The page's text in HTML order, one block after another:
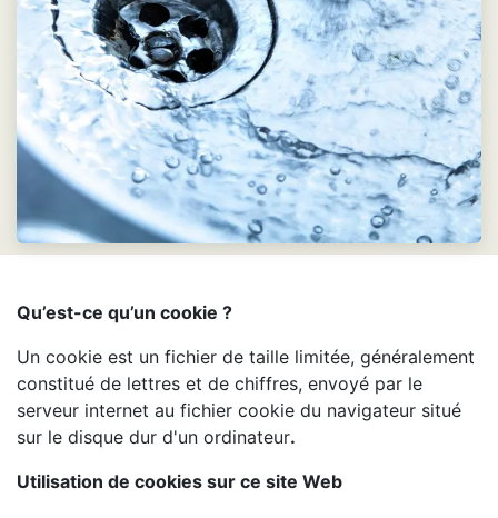
Qu’est-ce qu’un cookie ?
Un cookie est un fichier de taille limitée, généralement
constitué de lettres et de chiffres, envoyé par le
serveur internet au fichier cookie du navigateur situé
sur le disque dur d'un ordinateur.
Utilisation de cookies sur ce site Web